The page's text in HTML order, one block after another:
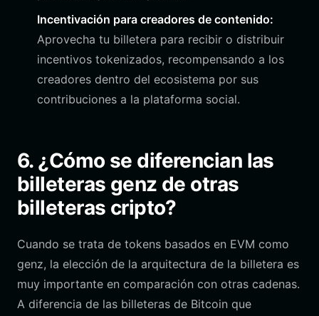
Incentivación para creadores de contenido:
Aprovecha tu billetera para recibir o distribuir
incentivos tokenizados, recompensando a los
creadores dentro del ecosistema por sus
contribuciones a la plataforma social.
6. ¿Cómo se diferencian las
billeteras genz de otras
billeteras cripto?
Cuando se trata de tokens basados en EVM como
genz, la elección de la arquitectura de la billetera es
muy importante en comparación con otras cadenas.
A diferencia de las billeteras de Bitcoin que